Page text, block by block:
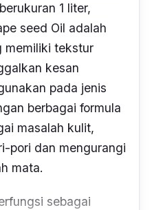
1 liter,
seed Oil adalah
memiliki tekstur
kesan
pada jenis
berbagai formula
masalah kulit,
pori dan mengurangi
mata.
sebagai